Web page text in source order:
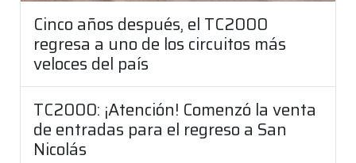
Cinco años después, el TC2000
regresa a uno de los circuitos más
veloces del país
TC2000: ¡Atención! Comenzó la venta
de entradas para el regreso a San
Nicolás